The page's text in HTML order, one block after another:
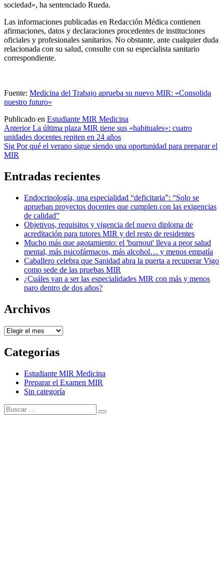
sociedad», ha sentenciado Rueda.
Las informaciones publicadas en Redacción Médica contienen
afirmaciones, datos y declaraciones procedentes de instituciones
oficiales y profesionales sanitarios. No obstante, ante cualquier duda
relacionada con su salud, consulte con su especialista sanitario
correspondiente.
Fuente: Medicina del Trabajo aprueba su nuevo MIR: «Consolida
nuestro futuro»
Publicado en Estudiante MIR Medicina
Navegación
de
entradas
Anterior La última plaza MIR tiene sus «habituales»: cuatro
unidades docentes repiten en 24 años
Sig Por qué el verano sigue siendo una oportunidad para preparar el
MIR
Entradas recientes
Endocrinología, una especialidad “deficitaria”: “Solo se
aprueban proyectos docentes que cumplen con las exigencias
de calidad”
Objetivos, requisitos y vigencia del nuevo diploma de
acreditación para tutores MIR y del resto de residentes
Mucho más que agotamiento: el 'burnout' lleva a peor salud
mental, más psicofármacos, más alcohol… y menos empatía
Caballero celebra que Sanidad abra la puerta a recuperar Vigo
como sede de las pruebas MIR
¿Cuáles van a ser las especialidades MIR con más y menos
paro dentro de dos años?
Archivos
Archivos
Categorías
Estudiante MIR Medicina
Preparar el Examen MIR
Sin categoría
Buscar:
Buscar